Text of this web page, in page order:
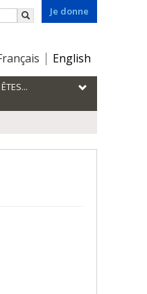
Je donne
English
Rechercher